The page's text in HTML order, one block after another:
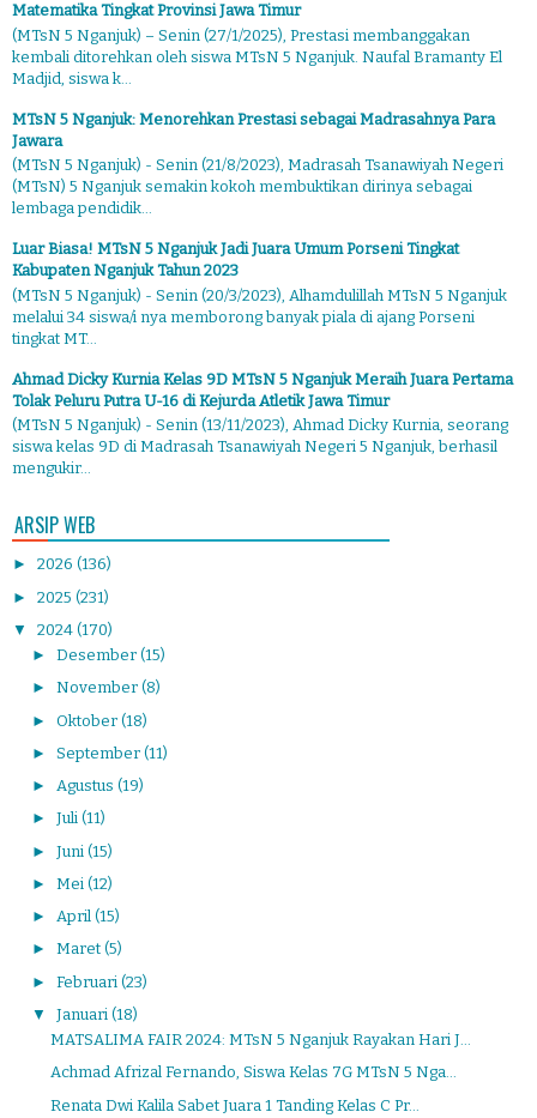
Matematika Tingkat Provinsi Jawa Timur
(MTsN 5 Nganjuk) – Senin (27/1/2025), Prestasi membanggakan
kembali ditorehkan oleh siswa MTsN 5 Nganjuk. Naufal Bramanty El
Madjid, siswa k...
MTsN 5 Nganjuk: Menorehkan Prestasi sebagai Madrasahnya Para
Jawara
(MTsN 5 Nganjuk) - Senin (21/8/2023), Madrasah Tsanawiyah Negeri
(MTsN) 5 Nganjuk semakin kokoh membuktikan dirinya sebagai
lembaga pendidik...
Luar Biasa! MTsN 5 Nganjuk Jadi Juara Umum Porseni Tingkat
Kabupaten Nganjuk Tahun 2023
(MTsN 5 Nganjuk) - Senin (20/3/2023), Alhamdulillah MTsN 5 Nganjuk
melalui 34 siswa/i nya memborong banyak piala di ajang Porseni
tingkat MT...
Ahmad Dicky Kurnia Kelas 9D MTsN 5 Nganjuk Meraih Juara Pertama
Tolak Peluru Putra U-16 di Kejurda Atletik Jawa Timur
(MTsN 5 Nganjuk) - Senin (13/11/2023), Ahmad Dicky Kurnia, seorang
siswa kelas 9D di Madrasah Tsanawiyah Negeri 5 Nganjuk, berhasil
mengukir...
ARSIP WEB
► 2026 (136)
► 2025 (231)
▼ 2024 (170)
► Desember (15)
► November (8)
► Oktober (18)
► September (11)
► Agustus (19)
► Juli (11)
► Juni (15)
► Mei (12)
► April (15)
► Maret (5)
► Februari (23)
▼ Januari (18)
MATSALIMA FAIR 2024: MTsN 5 Nganjuk Rayakan Hari J...
Achmad Afrizal Fernando, Siswa Kelas 7G MTsN 5 Nga...
Renata Dwi Kalila Sabet Juara 1 Tanding Kelas C Pr...